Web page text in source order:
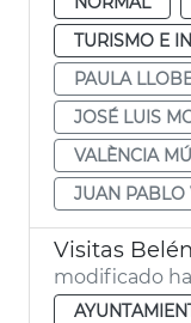
TURISMO E
PAULA
JOSÉ LUIS
VALÈNCIA
JUAN PABLO
modificado